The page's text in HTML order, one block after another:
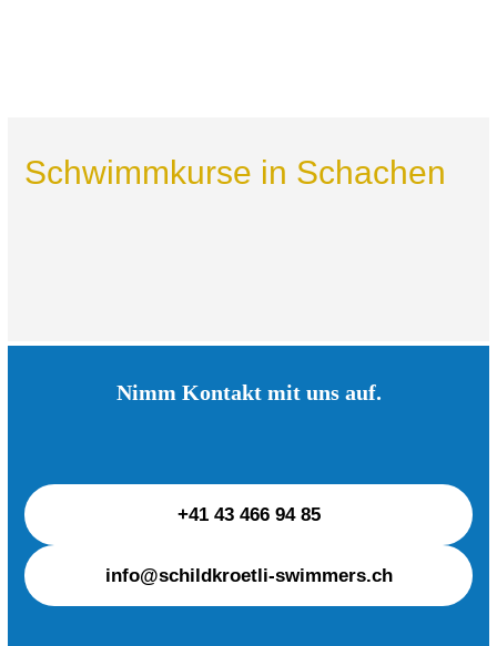
Schwimmkurse in Schachen
Nimm Kontakt mit uns auf.
+41 43 466 94 85
info@schildkroetli-swimmers.ch